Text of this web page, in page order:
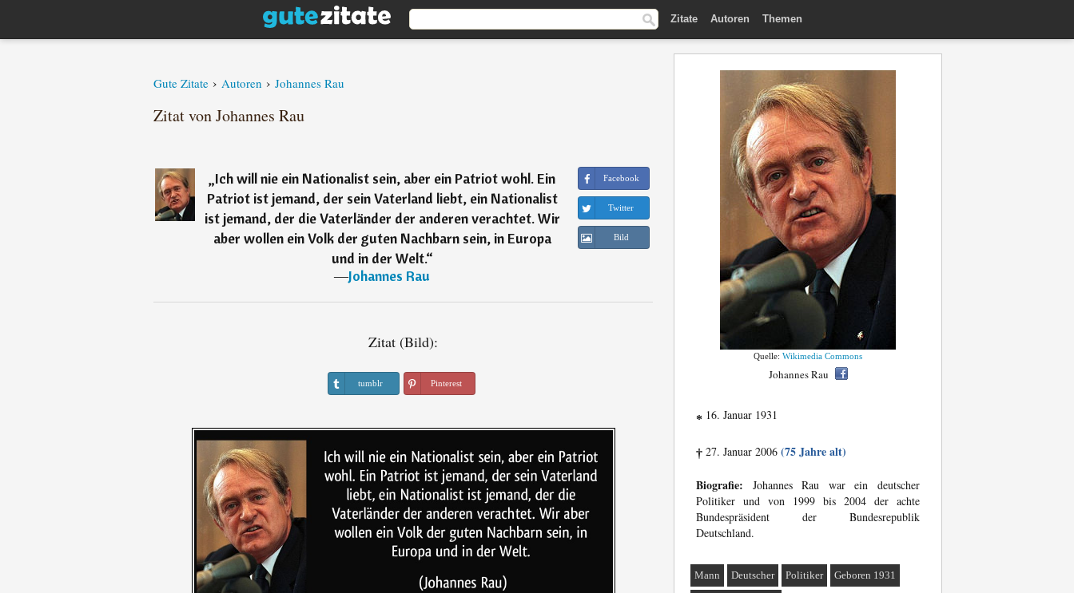
Zitate Autoren Themen
Gute Zitate › Autoren › Johannes Rau
Zitat von Johannes Rau
„Ich will nie ein Nationalist sein, aber ein Patriot wohl. Ein
Patriot ist jemand, der sein Vaterland liebt, ein Nationalist
ist jemand, der die Vaterländer der anderen verachtet. Wir
aber wollen ein Volk der guten Nachbarn sein, in Europa
und in der Welt.“
―Johannes Rau
Facebook
Twitter
Bild
Zitat (Bild):
tumblr Pinterest
Quelle: Wikimedia Commons
Johannes Rau
* 16. Januar 1931
† 27. Januar 2006 (75 Jahre alt)
Biografie: Johannes Rau war ein deutscher
Politiker und von 1999 bis 2004 der achte
Bundespräsident der Bundesrepublik
Deutschland.
Mann Deutscher Politiker Geboren 1931